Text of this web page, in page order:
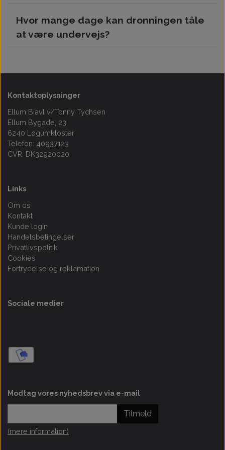
kolonier nye dronninger hvert år.
Pakken er sendes sporbar og kan følges undervejs.
Hvor mange dage kan dronningen tåle
at være undervejs?
Kontaktoplysninger
Ellum Biavl v/Tonny Tychsen
Ellum Bygade, 23
6240 Løgumkloster
Telefon: 40937123
CVR: DK32920020
Links
Om os
Kontakt
Kunde login
Handelsbetingelser
Privatlivspolitik
Cookies
Fortrydelse og reklamation
Sociale medier
Modtag vores nyhedsbrev via e-mail
Tilmeld
(mere information)